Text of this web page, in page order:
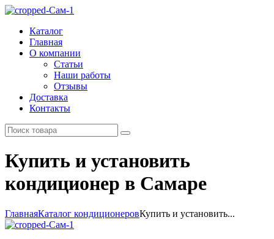
Каталог
Главная
О компании
Статьи
Наши работы
Отзывы
Доставка
Контакты
Купить и установить
кондиционер в Самаре
ГлавнаяКаталог кондиционеровКупить и установить...